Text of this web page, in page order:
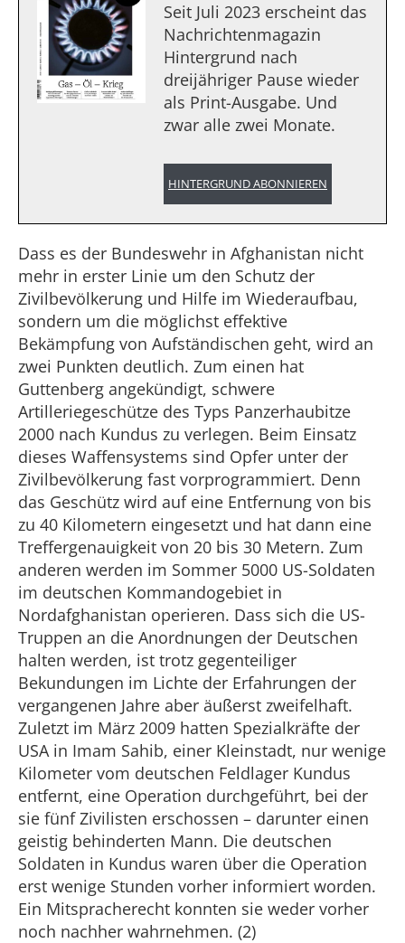
Seit Juli 2023 erscheint das
Nachrichtenmagazin
Hintergrund nach
dreijähriger Pause wieder
als Print-Ausgabe. Und
zwar alle zwei Monate.
HINTERGRUND ABONNIEREN
Dass es der Bundeswehr in Afghanistan nicht
mehr in erster Linie um den Schutz der
Zivilbevölkerung und Hilfe im Wiederaufbau,
sondern um die möglichst effektive
Bekämpfung von Aufständischen geht, wird an
zwei Punkten deutlich. Zum einen hat
Guttenberg angekündigt, schwere
Artilleriegeschütze des Typs Panzerhaubitze
2000 nach Kundus zu verlegen. Beim Einsatz
dieses Waffensystems sind Opfer unter der
Zivilbevölkerung fast vorprogrammiert. Denn
das Geschütz wird auf eine Entfernung von bis
zu 40 Kilometern eingesetzt und hat dann eine
Treffergenauigkeit von 20 bis 30 Metern. Zum
anderen werden im Sommer 5000 US-Soldaten
im deutschen Kommandogebiet in
Nordafghanistan operieren. Dass sich die US-
Truppen an die Anordnungen der Deutschen
halten werden, ist trotz gegenteiliger
Bekundungen im Lichte der Erfahrungen der
vergangenen Jahre aber äußerst zweifelhaft.
Zuletzt im März 2009 hatten Spezialkräfte der
USA in Imam Sahib, einer Kleinstadt, nur wenige
Kilometer vom deutschen Feldlager Kundus
entfernt, eine Operation durchgeführt, bei der
sie fünf Zivilisten erschossen – darunter einen
geistig behinderten Mann. Die deutschen
Soldaten in Kundus waren über die Operation
erst wenige Stunden vorher informiert worden.
Ein Mitspracherecht konnten sie weder vorher
noch nachher wahrnehmen. (2)